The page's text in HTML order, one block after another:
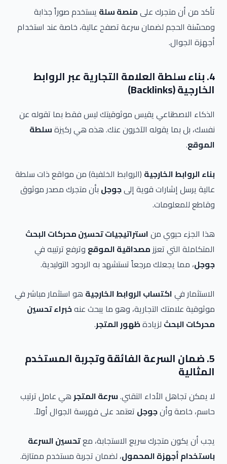
تأكد من أن متجرك علىمنصة سلة يستخدم صوراً جذابة
ومحسّنة الحجم لضمان سرعة تصفح عالية، خاصة عند استخدام
أجهزة الجوال.
4. بناء سلطة العلامة التجارية عبر الروابط
الخارجية (Backlinks)
الذكاء الاصطناعي يقيس موثوقيتك ليس فقط بما تقوله عن
نفسك، بل بما يقوله الآخرون عنك. هذه هي ركيزةسلطة
الموقع.
بناء الروابط الخارجية (الروابط الخلفية) من مواقع ذات سلطة
عالية يرسل إشارات قوية إلىجوجل بأن متجرك مصدر موثوق
وقاطع للمعلومات.
هذا الجزء حيوي مناستراتيجيات تحسين محركات البحث
المتكاملة التي تعززمصداقية الموقع وترفع ترتيبه في
جوجل، مما يجعلك مرجعاً تستشهد به الردود التوليدية.
الاستثمار فياكتساب الروابط الخارجية هو استثمار مباشر في
موثوقية علامتك التجارية، وهو ما يبحث عنهخبراء تحسين
محركات البحث لزيادةظهور المتجر.
5. ضمان السرعة الفائقة وتجربة المستخدم
المثالية
لا يمكن تجاهل الأداء التقني.سرعة المتجرهي عامل ترتيب
حاسم، خاصة وأنجوجل تعتمد على فهرسة الجوال أولاً.
يجب أن يكون متجرك سريع الاستجابة، معتحسين السرعة
باستخدام أجهزة المحمول، لضمان تجربة مستخدم ممتازة.